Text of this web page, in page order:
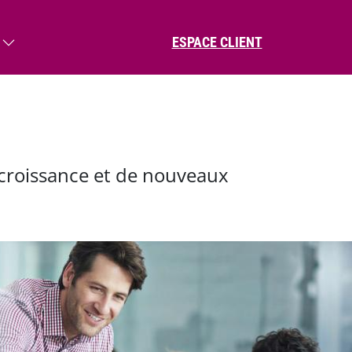
Menu du compte de
ESPACE CLIENT
et de nouveaux